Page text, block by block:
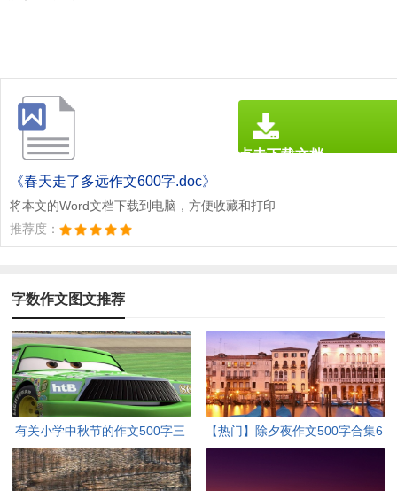
《春天走了多远作文600字.doc》
将本文的Word文档下载到电脑，方便收藏和打印
推荐度：
点击下载文档
字数作文图文推荐
有关小学中秋节的作文500字三
篇
【热门】除夕夜作文500字合集6